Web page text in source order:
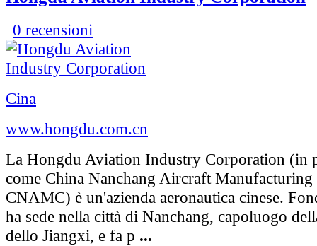
0 recensioni
Cina
www.hongdu.com.cn
La Hongdu Aviation Industry Corporation (in
come China Nanchang Aircraft
CNAMC) è un'azienda aeronautica cinese.
ha sede nella città di Nanchang, capoluogo
dello Jiangxi, e fa p ...